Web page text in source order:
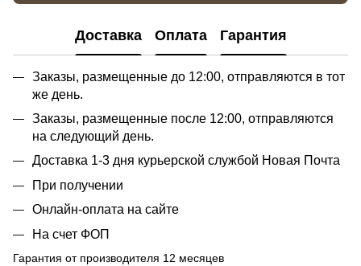
Доставка Оплата Гарантия
Заказы, размещенные до 12:00, отправляются в тот
же день.
Заказы, размещенные после 12:00, отправляются
на следующий день.
Доставка 1-3 дня курьерской службой Новая Почта
При получении
Онлайн-оплата на сайте
На счет ФОП
Гарантия от производителя 12 месяцев